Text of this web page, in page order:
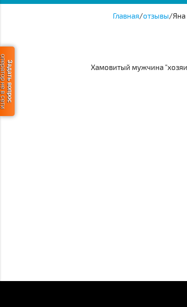
Главная/отзывы/Яна
Хамовитый мужчина
Задать вопрос
в сети